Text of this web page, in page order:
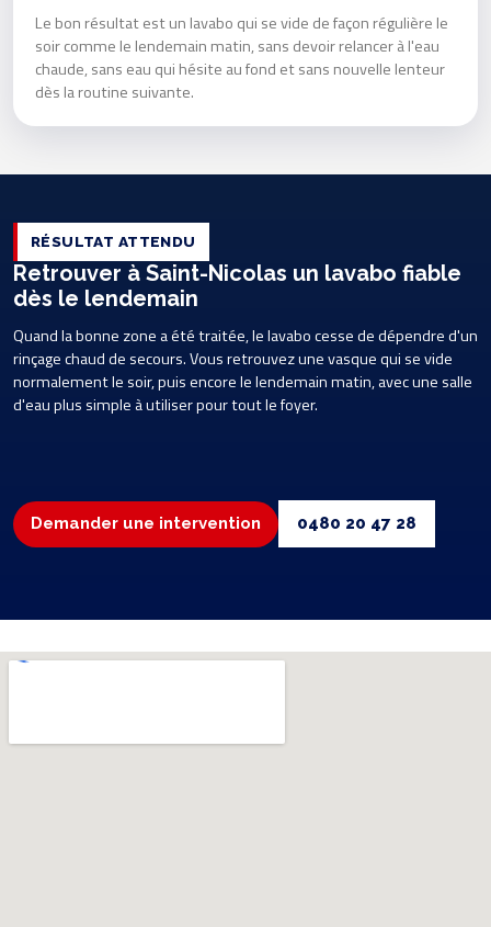
Le bon résultat est un lavabo qui se vide de façon régulière le
soir comme le lendemain matin, sans devoir relancer à l'eau
chaude, sans eau qui hésite au fond et sans nouvelle lenteur
dès la routine suivante.
RÉSULTAT ATTENDU
Retrouver à Saint-Nicolas un lavabo fiable
dès le lendemain
Quand la bonne zone a été traitée, le lavabo cesse de dépendre d'un
rinçage chaud de secours. Vous retrouvez une vasque qui se vide
normalement le soir, puis encore le lendemain matin, avec une salle
d'eau plus simple à utiliser pour tout le foyer.
Demander une intervention 0480 20 47 28